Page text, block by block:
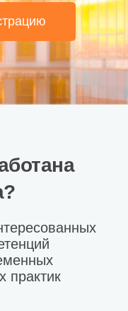
практик